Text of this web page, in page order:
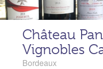
Château
Vignobles
Bordeaux